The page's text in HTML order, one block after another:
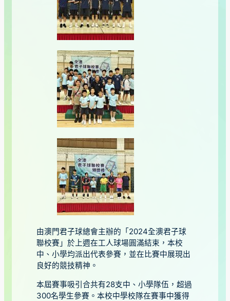
由澳門君子球總會主辦的「2024全澳君子球
聯校賽」於上週在工人球場圓滿結束，本校
中、小學均派出代表參賽，並在比賽中展現出
良好的競技精神。
本屆賽事吸引合共有28支中、小學隊伍，超過
300名學生參賽。本校中學校隊在賽事中獲得